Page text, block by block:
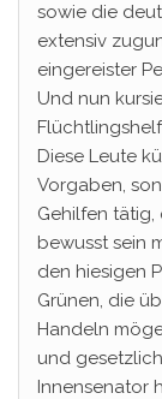
sowie die
extensiv
eingereister
Und nun
Diese Leute
Vorgaben,
Gehilfen
bewusst sein
den hiesigen
Grünen, die
Handeln
und
Innensenator